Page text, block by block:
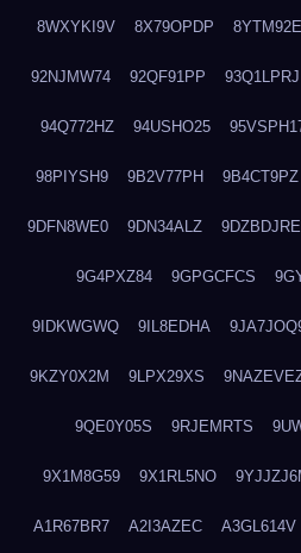
8WXYKI9V 8X79OPDP
92NJMW74 92QF91PP 93Q1LPRJ
94Q772HZ 94USHO25
98PIYSH9 9B2V77PH 9B4CT9PZ
9DFN8WE0 9DN34ALZ 9DZBDJRE
9G4PXZ84 9GPGCFCS
9IDKWGWQ 9IL8EDHA
9KZY0X2M 9LPX29XS
9QE0Y05S 9RJEMRTS
9X1M8G59 9X1RL5NO
A1R67BR7 A2I3AZEC A3GL614V